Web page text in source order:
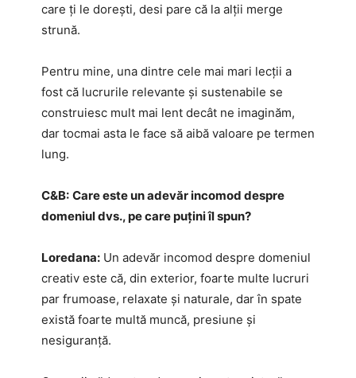
care ți le dorești, desi pare că la alții merge
strună.
Pentru mine, una dintre cele mai mari lecții a
fost că lucrurile relevante și sustenabile se
construiesc mult mai lent decât ne imaginăm,
dar tocmai asta le face să aibă valoare pe termen
lung.
C&B: Care este un adevăr incomod despre
domeniul dvs., pe care puțini îl spun?
Loredana: Un adevăr incomod despre domeniul
creativ este că, din exterior, foarte multe lucruri
par frumoase, relaxate și naturale, dar în spate
există foarte multă muncă, presiune și
nesiguranță.